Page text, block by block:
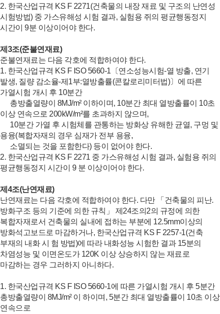
2. 한국산업규격 KS F 2271(건축물의 내장 재료 및 구조의 난연성
시험방법) 중 가스유해성 시험 결과, 실험용 쥐의 평균행동정지
시간이 9분 이상이어야 한다.
제3조(준불연재료)
준불연재료는 다음 각호에 적합하여야 한다.
1. 한국산업규격 KS F ISO 5660-1〔연소성능시험-열 방출, 연기
발생, 질량 감소율-제1부:열방출률(콘칼로리미터법)〕에 따른
가열시험 개시 후 10분간
총방출열량이 8MJ/m² 이하이며, 10분간 최대 열방출률이 10초
이상 연속으로 200kW/m²를 초과하지 않으며,
10분간 가열 후 시험체를 관통하는 방화상 유해한 균열, 구멍 및
용융(복합자재의 경우 심재가 전부 용융,
소멸되는 것을 포함한다) 등이 없어야 한다.
2. 한국산업규격 KS F 2271 중 가스유해성 시험 결과, 실험용 쥐의
평균행동정지 시간이 9 분 이상이어야 한다.
제4조(난연재료)
난연재료는 다음 각호에 적합하여야 한다. 다만 「건축물의 피난.
방화구조 등의 기준에 의한 규칙」 제24조의2의 규정에 의한
복합자재로서 건축물의 실내에 접하는 부분에 12.5mm이상의
방화석고보드로 마감하거나, 한국산업규격 KS F 2257-1(건축
부재의 내화 시 험 방법)에 따라 내화성능 시험한 결과 15분의
차염성능 및 이면온도가 120K 이상 상승하지 않는 재료로
마감하는 경우 그러하지 아니하다.
1. 한국산업규격 KS F ISO 5660-1에 따른 가열시험 개시 후 5분간
총방출열량이 8MJ/m² 이 하이며, 5분간 최대 열방출률이 10초 이상
연속으로